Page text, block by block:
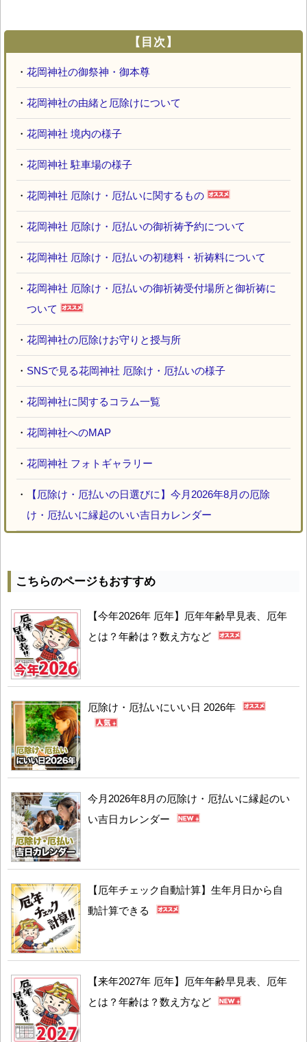
【目次】
・ 花岡神社の御祭神・御本尊
・ 花岡神社の由緒と厄除けについて
・ 花岡神社 境内の様子
・ 花岡神社 駐車場の様子
・ 花岡神社 厄除け・厄払いに関するもの
・ 花岡神社 厄除け・厄払いの御祈祷予約について
・ 花岡神社 厄除け・厄払いの初穂料・祈祷料について
・ 花岡神社 厄除け・厄払いの御祈祷受付場所と御祈祷に
ついて
・ 花岡神社の厄除けお守りと授与所
・ SNSで見る花岡神社 厄除け・厄払いの様子
・ 花岡神社に関するコラム一覧
・ 花岡神社へのMAP
・ 花岡神社 フォトギャラリー
・
【厄除け・厄払いの日選びに】今月2026年8月の厄除
け・厄払いに縁起のいい吉日カレンダー
こちらのページもおすすめ
【今年2026年 厄年】厄年年齢早見表、厄年
とは？年齢は？数え方など
厄除け・厄払いにいい日 2026年
今月2026年8月の厄除け・厄払いに縁起のい
い吉日カレンダー
【厄年チェック自動計算】生年月日から自
動計算できる
【来年2027年 厄年】厄年年齢早見表、厄年
とは？年齢は？数え方など